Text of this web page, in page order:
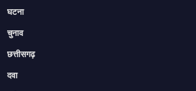
घटना
चुनाव
छत्तीसगढ़
दवा